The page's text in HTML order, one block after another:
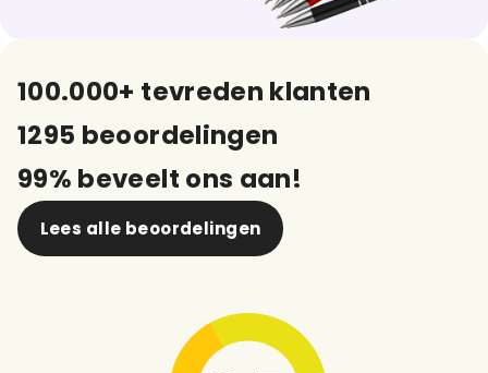
100.000+ tevreden klanten
1295 beoordelingen
99% beveelt ons aan!
Lees alle beoordelingen